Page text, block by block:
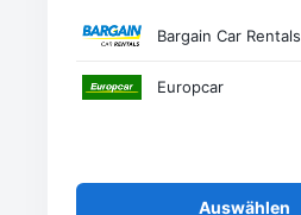
Bargain Car Rentals
Europcar
Auswählen